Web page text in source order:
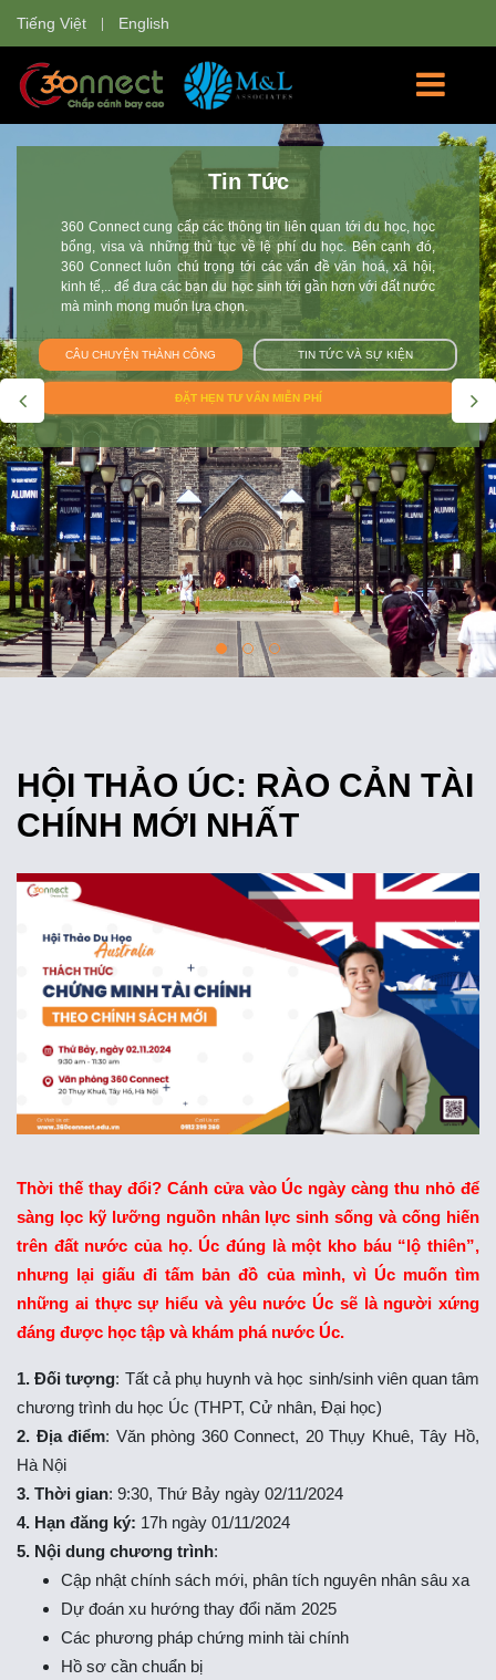
Tiếng Việt English
Tin Tức
360 Connect cung cấp các thông tin liên quan tới du học, học
bổng, visa và những thủ tục về lệ phí du học. Bên cạnh đó,
360 Connect luôn chú trọng tới các vấn đề văn hoá, xã hội,
kinh tế,.. để đưa các bạn du học sinh tới gần hơn với đất nước
mà mình mong muốn lựa chọn.
CÂU CHUYỆN THÀNH CÔNG TIN TỨC VÀ SỰ KIỆN
ĐẶT HẸN TƯ VẤN MIỄN PHÍ
HỘI THẢO ÚC: RÀO CẢN TÀI
CHÍNH MỚI NHẤT
Thời thế thay đổi? Cánh cửa vào Úc ngày càng thu nhỏ để
sàng lọc kỹ lưỡng nguồn nhân lực sinh sống và cống hiến
trên đất nước của họ. Úc đúng là một kho báu “lộ thiên”,
nhưng lại giấu đi tấm bản đồ của mình, vì Úc muốn tìm
những ai thực sự hiểu và yêu nước Úc sẽ là người xứng
đáng được học tập và khám phá nước Úc.
1. Đối tượng: Tất cả phụ huynh và học sinh/sinh viên quan tâm
chương trình du học Úc (THPT, Cử nhân, Đại học)
2. Địa điểm: Văn phòng 360 Connect, 20 Thụy Khuê, Tây Hồ,
Hà Nội
3. Thời gian: 9:30, Thứ Bảy ngày 02/11/2024
4. Hạn đăng ký: 17h ngày 01/11/2024
5. Nội dung chương trình:
Cập nhật chính sách mới, phân tích nguyên nhân sâu xa
Dự đoán xu hướng thay đổi năm 2025
Các phương pháp chứng minh tài chính
Hồ sơ cần chuẩn bị